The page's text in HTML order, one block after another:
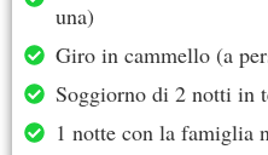
una)
Giro in cammello (a
Soggiorno di 2 notti in
1 notte con la famiglia